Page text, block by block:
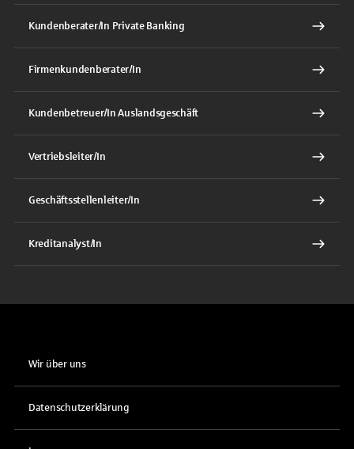
Kundenberater/In Private Banking
Firmenkundenberater/In
Kundenbetreuer/In Auslandsgeschäft
Vertriebsleiter/In
Geschäftsstellenleiter/In
Kreditanalyst/In
Wir über uns
Datenschutzerklärung